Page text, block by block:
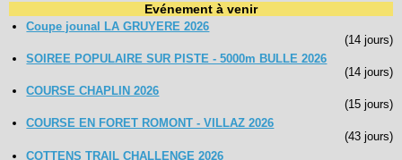
Evénement à venir
Coupe jounal LA GRUYERE 2026
(14 jours)
SOIREE POPULAIRE SUR PISTE - 5000m BULLE 2026
(14 jours)
COURSE CHAPLIN 2026
(15 jours)
COURSE EN FORET ROMONT - VILLAZ 2026
(43 jours)
COTTENS TRAIL CHALLENGE 2026